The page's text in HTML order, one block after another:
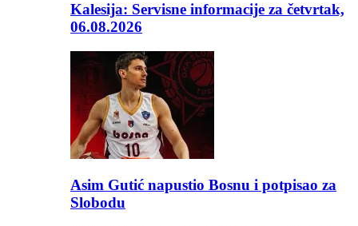
Kalesija: Servisne informacije za četvrtak,
06.08.2026
Asim Gutić napustio Bosnu i potpisao za
Slobodu